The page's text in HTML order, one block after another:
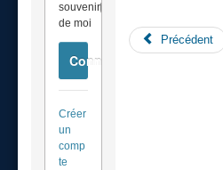
souvenir
de moi
Connexion
Créer
un
comp
te
Précédent